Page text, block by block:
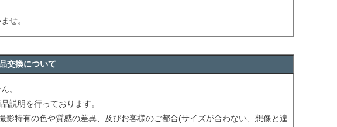
せ。
交換について
。
説明を行っております。
特有の色や質感の差異、及びお客様のご都合(サイズが合わない、想像と違